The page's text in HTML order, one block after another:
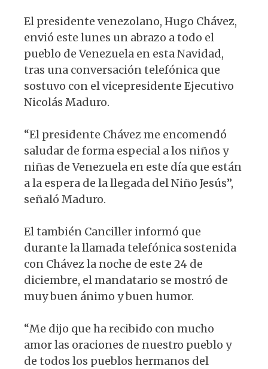
El presidente venezolano, Hugo Chávez,
envió este lunes un abrazo a todo el
pueblo de Venezuela en esta Navidad,
tras una conversación telefónica que
sostuvo con el vicepresidente Ejecutivo
Nicolás Maduro.
“El presidente Chávez me encomendó
saludar de forma especial a los niños y
niñas de Venezuela en este día que están
a la espera de la llegada del Niño Jesús”,
señaló Maduro.
El también Canciller informó que
durante la llamada telefónica sostenida
con Chávez la noche de este 24 de
diciembre, el mandatario se mostró de
muy buen ánimo y buen humor.
“Me dijo que ha recibido con mucho
amor las oraciones de nuestro pueblo y
de todos los pueblos hermanos del